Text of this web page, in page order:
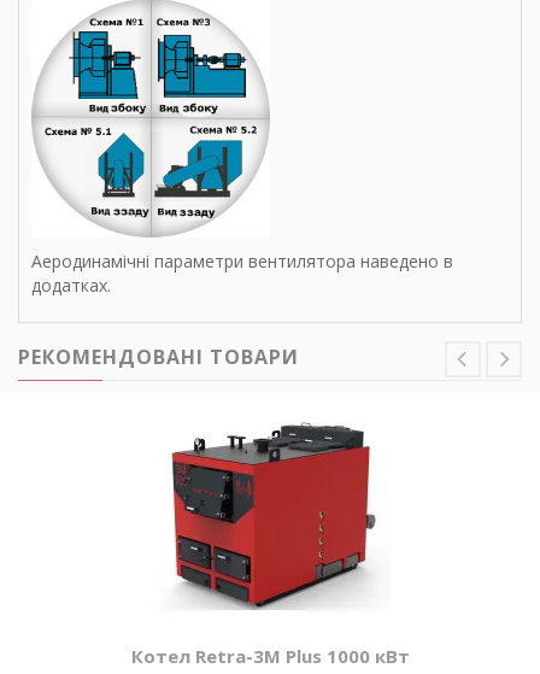
Аеродинамічні параметри вентилятора наведено в
додатках.
РЕКОМЕНДОВАНІ ТОВАРИ
Котел Retra-3М Plus 1000 кВт